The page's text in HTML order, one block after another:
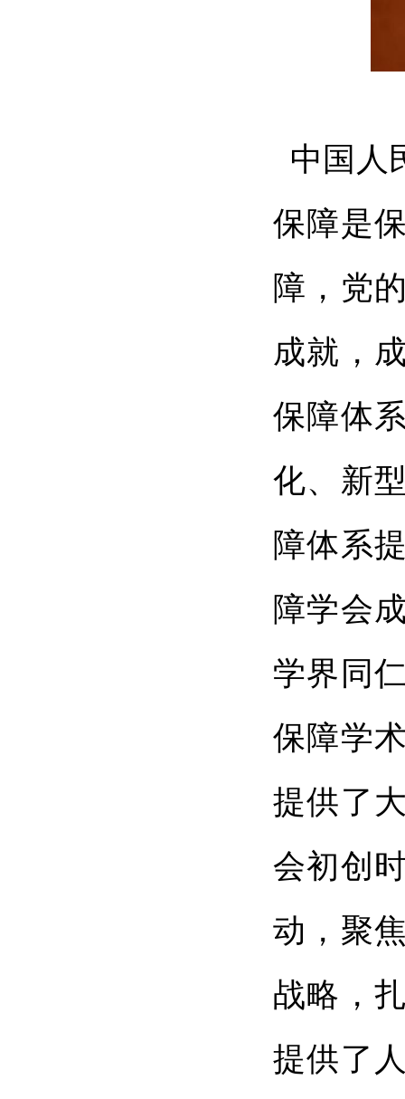
中国人
保障是
障，党
成就，
保障体
化、新
障体系
障学会
学界同
保障学
提供了
会初创
动，聚
战略，
提供了